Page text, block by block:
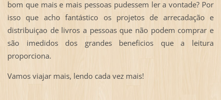
bom que mais e mais pessoas pudessem ler a vontade? Por
isso que acho fantástico os projetos de arrecadação e
distribuiçao de livros a pessoas que não podem comprar e
são imedidos dos grandes beneficios que a leitura
proporciona.
Vamos viajar mais, lendo cada vez mais!